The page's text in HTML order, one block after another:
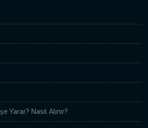
Yarar? Nasıl Alınır?